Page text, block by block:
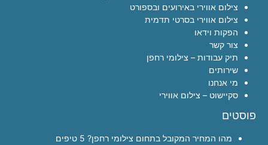
צילום אווירי באירועים ובספורט
צילום אווירי בסרטי תדמית
הפקות וידאו
צור קשר
תיק עבודות – צילומי רחפן
שירותים
מי אנחנו
סקיישוט – צילום אווירי
פוסטים
מהו המחיר המקובל בתחום צילומי רחפן? 5 טיפים